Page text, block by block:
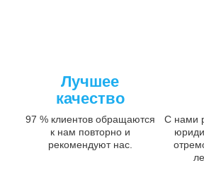
Лучшее
качество
97 % клиентов обращаются
к нам повторно и
рекомендуют нас.
С нами